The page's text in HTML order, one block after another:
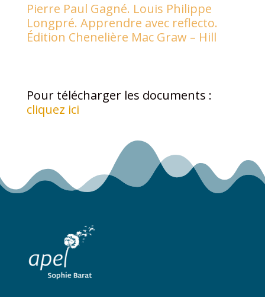
Pierre Paul Gagné. Louis Philippe
Longpré. Apprendre avec reflecto.
Édition Chenelière Mac Graw – Hill
Pour télécharger les documents :
cliquez ici